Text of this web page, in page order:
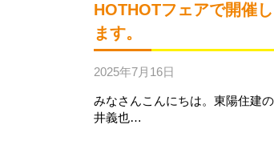
HOTHOTフェアで開催し
ます。
2025年7月16日
みなさんこんにちは。東陽住建
井義也…